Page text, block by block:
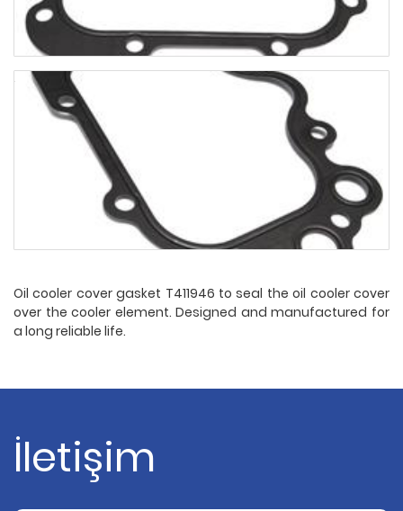
Oil cooler cover gasket T411946 to seal the oil cooler cover
over the cooler element. Designed and manufactured for
a long reliable life.
İletişim